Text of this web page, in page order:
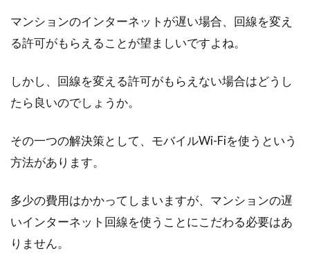
マンションのインターネットが遅い場合、回線を変え
る許可がもらえることが望ましいですよね。
しかし、回線を変える許可がもらえない場合はどうし
たら良いのでしょうか。
その一つの解決策として、モバイルWi-Fiを使うという
方法があります。
多少の費用はかかってしまいますが、マンションの遅
いインターネット回線を使うことにこだわる必要はあ
りません。